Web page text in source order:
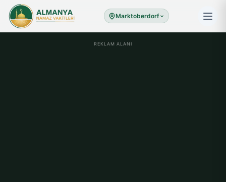
Marktoberdorf
REKLAM ALANI